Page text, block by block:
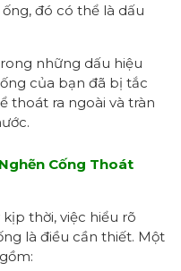
đó có thể là dấu
những dấu hiệu
của bạn đã bị tắc
thoát ra ngoài và tràn
Cống Thoát
thời, việc hiểu rõ
là điều cần thiết. Một